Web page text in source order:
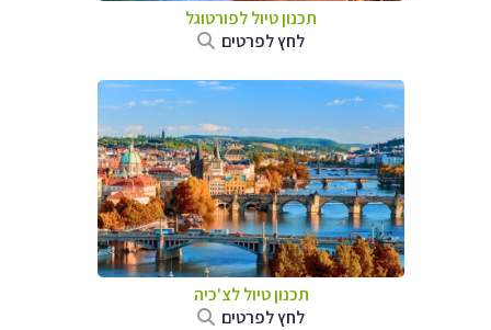
תכנון טיול לפורטוגל
לחץ לפרטים
תכנון טיול לצ'כיה
לחץ לפרטים